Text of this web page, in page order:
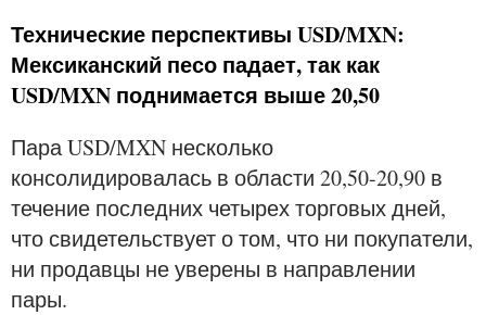
Технические перспективы USD/MXN:
Мексиканский песо падает, так как
USD/MXN поднимается выше 20,50
Пара USD/MXN несколько
консолидировалась в области 20,50-20,90 в
течение последних четырех торговых дней,
что свидетельствует о том, что ни покупатели,
ни продавцы не уверены в направлении
пары.